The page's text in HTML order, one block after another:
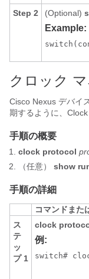
Step 2 (Optional)
Example:
クロック
Cisco Nexus デバイ
期するように、
手順の概要
clock protocol
（任意） show
手順の詳細
コマンドまた
ス
テ
ッ
プ 1
clock
例:
switch#